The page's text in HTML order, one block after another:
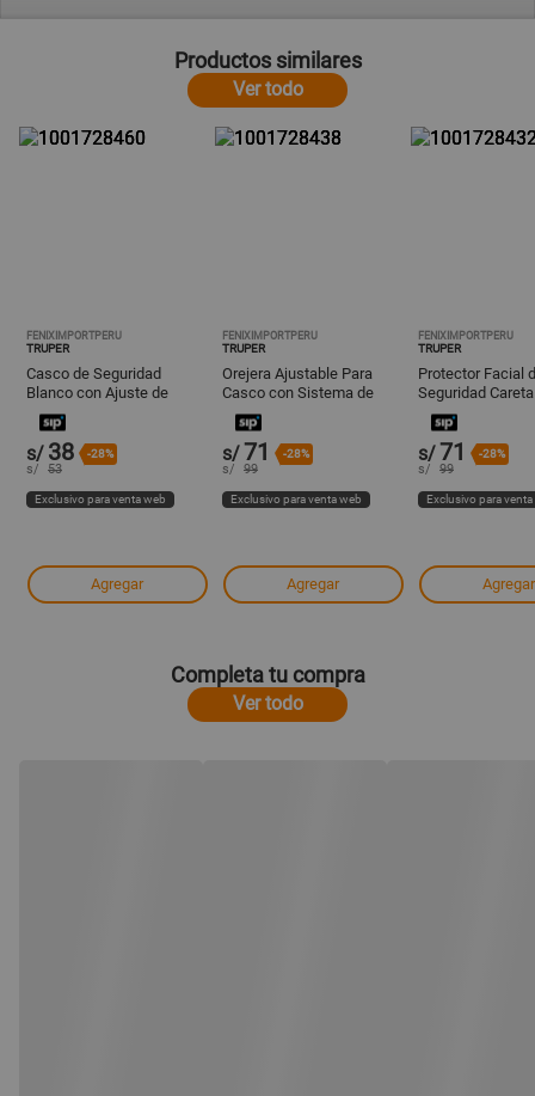
Productos similares
Ver todo
FENIXIMPORTPERU
TRUPER
Casco de Seguridad
Blanco con Ajuste de
Matraca Truper CAS-B
s/ 38 -28%
s/ 53
Exclusivo para venta web
Agregar
FENIXIMPORTPERU
TRUPER
Orejera Ajustable Para
Casco con Sistema de
Ajuste Truper Oaj-C
s/71 -28%
s/ 99
Exclusivo para venta web
Agregar
FENIXIMPORTPERU
TRUPER
Protector Facial
Seguridad Careta
Transparente
500
s/71 -28%
s/ 99
Exclusivo para
Agregar
Completa tu compra
Ver todo